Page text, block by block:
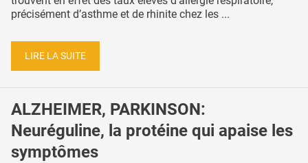
précisément d’asthme et de rhinite chez les ...
LIRE LA SUITE
ALZHEIMER, PARKINSON:
Neuréguline, la protéine qui apaise les
symptômes